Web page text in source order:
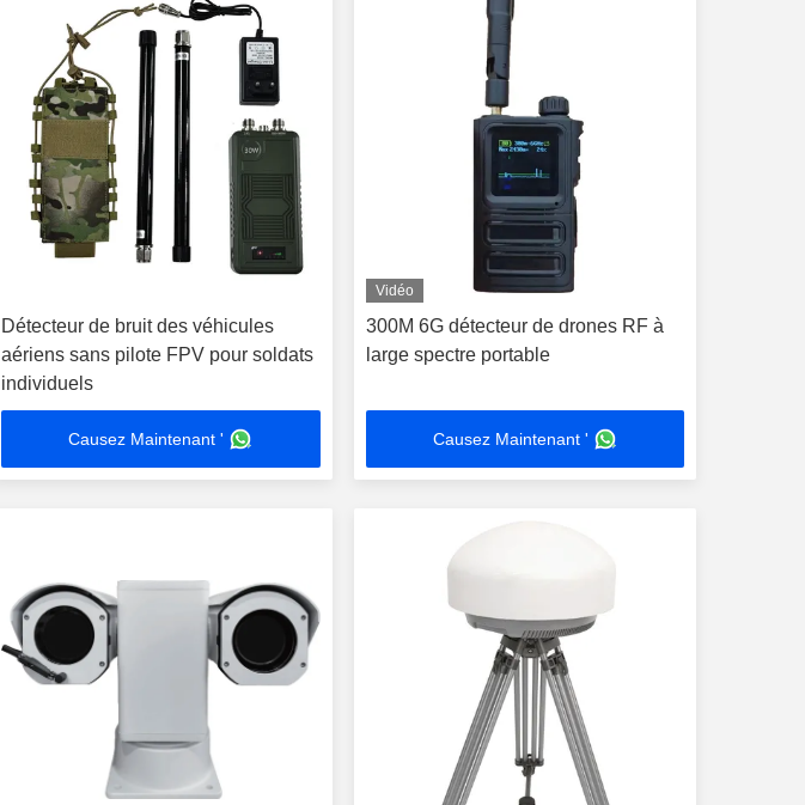
Détecteur de bruit des véhicules
aériens sans pilote FPV pour soldats
individuels
Causez Maintenant '
Vidéo
300M 6G détecteur de drones RF à
large spectre portable
Causez Maintenant '